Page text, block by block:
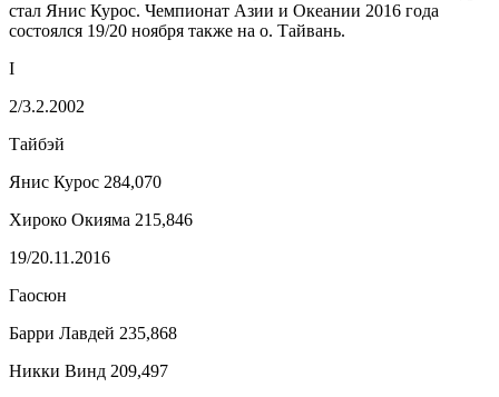
стал Янис Курос. Чемпионат Азии и Океании 2016 года
состоялся 19/20 ноября также на о. Тайвань.
I
2/3.2.2002
Тайбэй
Янис Курос 284,070
Хироко Окияма 215,846
19/20.11.2016
Гаосюн
Барри Лавдей 235,868
Никки Винд 209,497